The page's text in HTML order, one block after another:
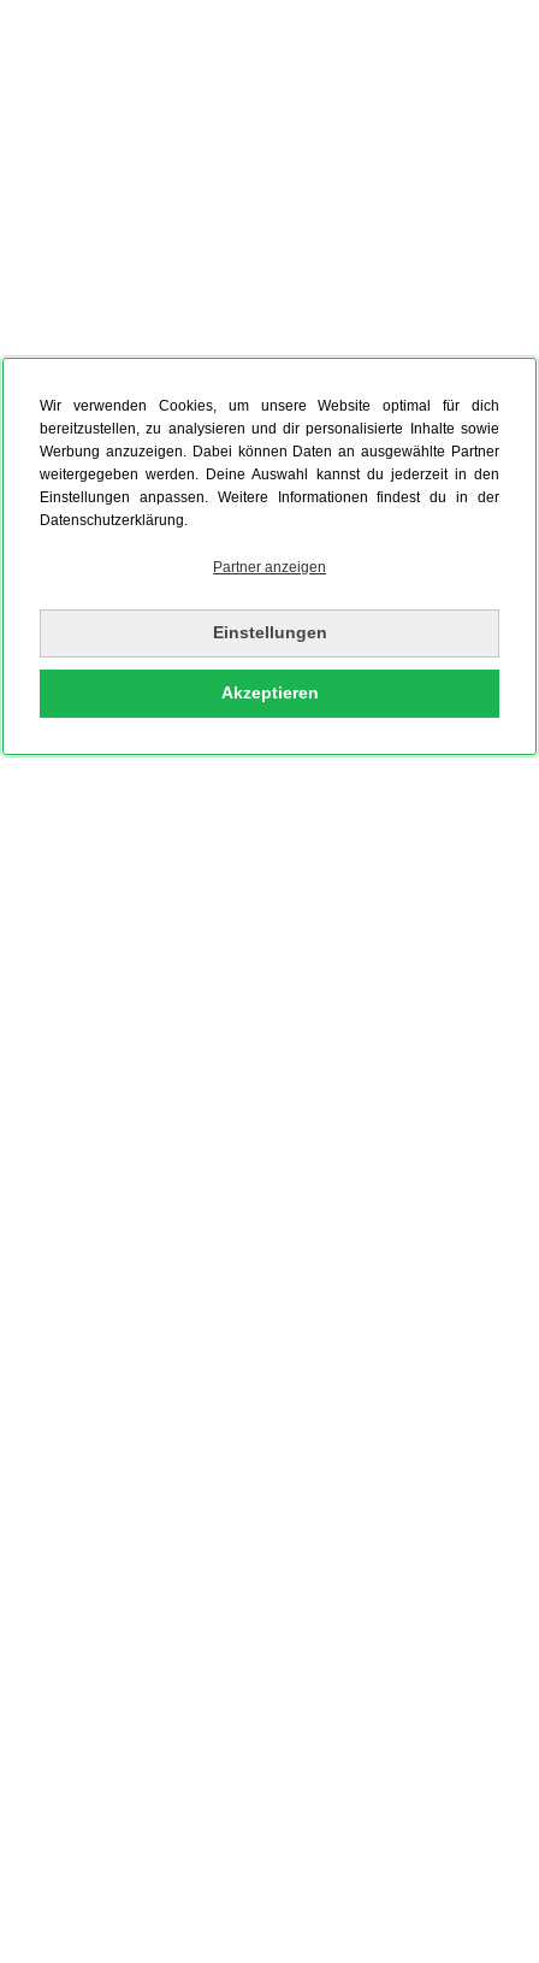
Wir verwenden Cookies, um unsere Website optimal für dich
bereitzustellen, zu analysieren und dir personalisierte Inhalte sowie
Werbung anzuzeigen. Dabei können Daten an ausgewählte Partner
weitergegeben werden. Deine Auswahl kannst du jederzeit in den
Einstellungen anpassen. Weitere Informationen findest du in der
Datenschutzerklärung.
Partner anzeigen
Einstellungen
Akzeptieren